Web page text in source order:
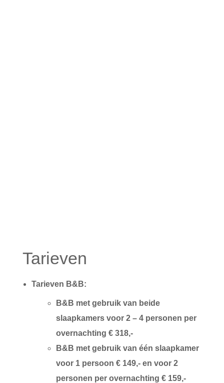
Tarieven
Tarieven B&B:
B&B met gebruik van beide
slaapkamers voor 2 – 4 personen per
overnachting € 318,-
B&B met gebruik van één slaapkamer
voor 1 persoon € 149,- en voor 2
personen per overnachting € 159,-